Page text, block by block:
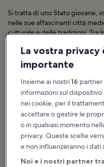
Si tratta di uno Stato giovane,
nelle sue affascinanti città
culturale e delle tradizioni. Tra
incastonati nella roccia.
Montenegro: hotel
Quale sarà la tua prossima
Montenegro: le
gettonate
Podgorica
Spesso Podgorica, capitale del
Montenegro, viene snobbata dai
La vostra
importante
Insieme ai nostri16 partner
informazioni sul
nei cookie, per il
accettare o gestire le
o in qualsiasi momento
privacy. Queste scelte
e non influenzeranno i dati
Noi e i nostri partner